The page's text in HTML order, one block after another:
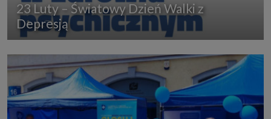
23 Luty – Światowy Dzień Walki z
Depresją